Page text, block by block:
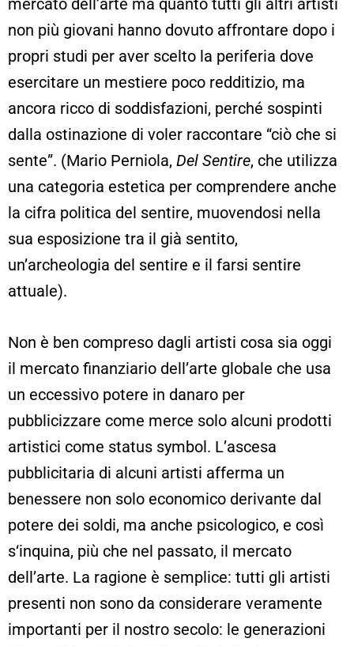
mercato dell’arte ma quanto tutti gli altri artisti
non più giovani hanno dovuto affrontare dopo i
propri studi per aver scelto la periferia dove
esercitare un mestiere poco redditizio, ma
ancora ricco di soddisfazioni, perché sospinti
dalla ostinazione di voler raccontare “ciò che si
sente”. (Mario Perniola, Del Sentire, che utilizza
una categoria estetica per comprendere anche
la cifra politica del sentire, muovendosi nella
sua esposizione tra il già sentito,
un’archeologia del sentire e il farsi sentire
attuale).
Non è ben compreso dagli artisti cosa sia oggi
il mercato finanziario dell’arte globale che usa
un eccessivo potere in danaro per
pubblicizzare come merce solo alcuni prodotti
artistici come status symbol. L’ascesa
pubblicitaria di alcuni artisti afferma un
benessere non solo economico derivante dal
potere dei soldi, ma anche psicologico, e così
s‘inquina, più che nel passato, il mercato
dell’arte. La ragione è semplice: tutti gli artisti
presenti non sono da considerare veramente
importanti per il nostro secolo: le generazioni